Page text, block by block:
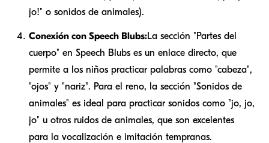
jo!" o sonidos de animales).
Conexión con Speech Blubs:La sección "Partes del
cuerpo" en Speech Blubs es un enlace directo, que
permite a los niños practicar palabras como "cabeza",
"ojos" y "nariz". Para el reno, la sección "Sonidos de
animales" es ideal para practicar sonidos como "jo, jo,
jo" u otros ruidos de animales, que son excelentes
para la vocalización e imitación tempranas.